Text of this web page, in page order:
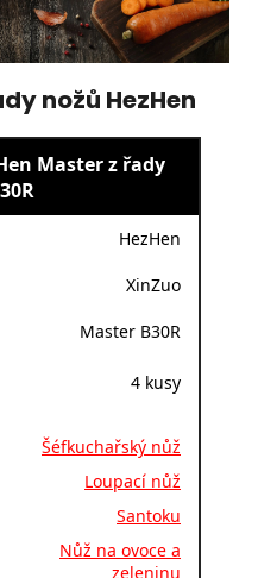
nožů HezHen
Master z řady
HezHen
XinZuo
Master B30R
4 kusy
Šéfkuchařský nůž
Loupací nůž
Santoku
Nůž na ovoce a
zeleninu